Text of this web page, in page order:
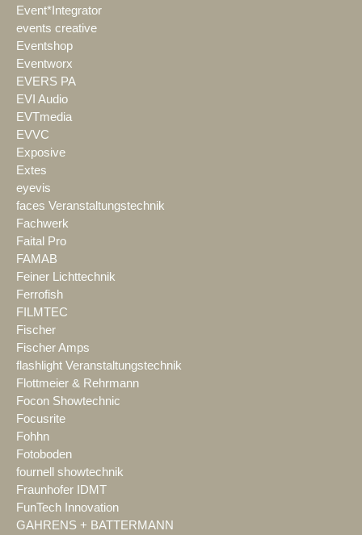
Event*Integrator
events creative
Eventshop
Eventworx
EVERS PA
EVI Audio
EVTmedia
EVVC
Exposive
Extes
eyevis
faces Veranstaltungstechnik
Fachwerk
Faital Pro
FAMAB
Feiner Lichttechnik
Ferrofish
FILMTEC
Fischer
Fischer Amps
flashlight Veranstaltungstechnik
Flottmeier & Rehrmann
Focon Showtechnic
Focusrite
Fohhn
Fotoboden
fournell showtechnik
Fraunhofer IDMT
FunTech Innovation
GAHRENS + BATTERMANN